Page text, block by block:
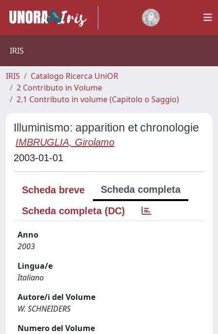
IRIS
IRIS
Catalogo Ricerca UniOR
2 Contributo in Volume
2.1 Contributo in volume (Capitolo o Saggio)
Illuminismo: apparition et chronologie
IMBRUGLIA, Girolamo
2003-01-01
Scheda breve
Scheda completa
Scheda completa (DC)
Anno
2003
Lingua/e
Italiano
Autore/i del Volume
W. SCHNEIDERS
Numero del Volume